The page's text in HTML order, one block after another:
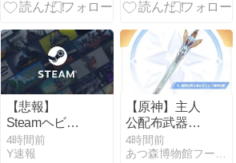
わせてっと…
か。
【悲報】
Steamヘビー
ユーザーぼ
く、怒られる
4時間前
Y速報
【原神】主人
公配布武器は
飲み会で考え
たような強さ
4時間前